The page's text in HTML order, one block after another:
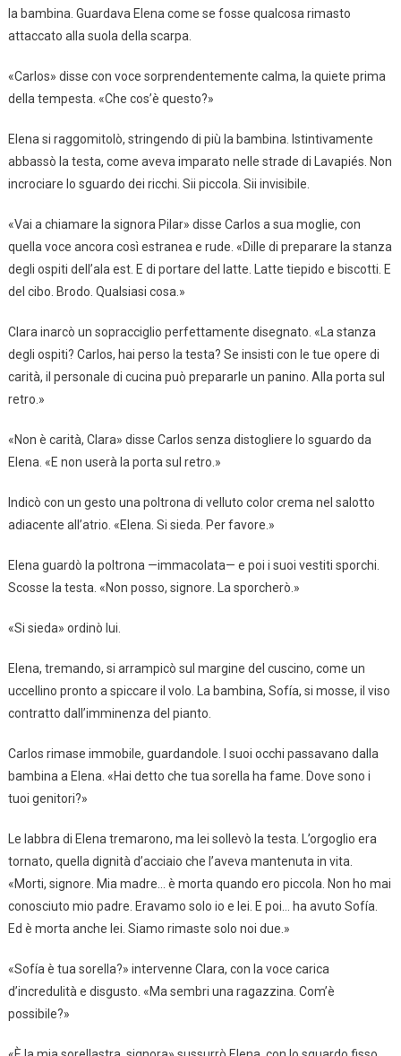
la bambina. Guardava Elena come se fosse qualcosa rimasto
attaccato alla suola della scarpa.
«Carlos» disse con voce sorprendentemente calma, la quiete prima
della tempesta. «Che cos’è questo?»
Elena si raggomitolò, stringendo di più la bambina. Istintivamente
abbassò la testa, come aveva imparato nelle strade di Lavapiés. Non
incrociare lo sguardo dei ricchi. Sii piccola. Sii invisibile.
«Vai a chiamare la signora Pilar» disse Carlos a sua moglie, con
quella voce ancora così estranea e rude. «Dille di preparare la stanza
degli ospiti dell’ala est. E di portare del latte. Latte tiepido e biscotti. E
del cibo. Brodo. Qualsiasi cosa.»
Clara inarcò un sopracciglio perfettamente disegnato. «La stanza
degli ospiti? Carlos, hai perso la testa? Se insisti con le tue opere di
carità, il personale di cucina può prepararle un panino. Alla porta sul
retro.»
«Non è carità, Clara» disse Carlos senza distogliere lo sguardo da
Elena. «E non userà la porta sul retro.»
Indicò con un gesto una poltrona di velluto color crema nel salotto
adiacente all’atrio. «Elena. Si sieda. Per favore.»
Elena guardò la poltrona —immacolata— e poi i suoi vestiti sporchi.
Scosse la testa. «Non posso, signore. La sporcherò.»
«Si sieda» ordinò lui.
Elena, tremando, si arrampicò sul margine del cuscino, come un
uccellino pronto a spiccare il volo. La bambina, Sofía, si mosse, il viso
contratto dall’imminenza del pianto.
Carlos rimase immobile, guardandole. I suoi occhi passavano dalla
bambina a Elena. «Hai detto che tua sorella ha fame. Dove sono i
tuoi genitori?»
Le labbra di Elena tremarono, ma lei sollevò la testa. L’orgoglio era
tornato, quella dignità d’acciaio che l’aveva mantenuta in vita.
«Morti, signore. Mia madre… è morta quando ero piccola. Non ho mai
conosciuto mio padre. Eravamo solo io e lei. E poi… ha avuto Sofía.
Ed è morta anche lei. Siamo rimaste solo noi due.»
«Sofía è tua sorella?» intervenne Clara, con la voce carica
d’incredulità e disgusto. «Ma sembri una ragazzina. Com’è
possibile?»